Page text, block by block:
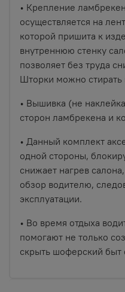
• Крепление
осуществляется на
которой пришита к
внутреннюю стенку
позволяет без труда
Шторки можно
• Вышивка (не
сторон ламбрекена и
• Данный комплект
одной стороны,
снижает нагрев
обзор водителю,
эксплуатации.
• Во время отдыха
помогают не только
скрыть шоферский быт